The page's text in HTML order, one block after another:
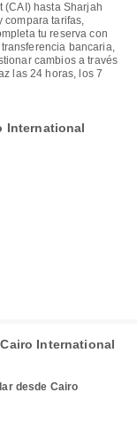
(CAI) hasta Sharjah
compara tarifas,
tu reserva con
bancaria,
cambios a través
las 24 horas, los 7
International
International
desde Cairo